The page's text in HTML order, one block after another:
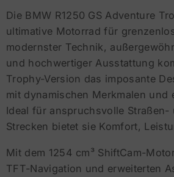
Die BMW R1250 GS Adventure
ultimative Motorrad für
modernster Technik,
und hochwertiger Ausstattung
Trophy-Version das imposante
mit dynamischen Merkmalen und
Ideal für anspruchsvolle Straßen-
Strecken bietet sie Komfort,
Mit dem 1254 cm³ ShiftCam-
TFT-Navigation und erweiterten